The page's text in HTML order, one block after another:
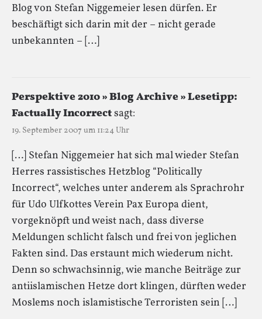
Blog von Stefan Niggemeier lesen dürfen. Er
beschäftigt sich darin mit der – nicht gerade
unbekannten – […]
Perspektive 2010 » Blog Archive » Lesetipp:
Factually Incorrectsagt:
19. September 2007 um 11:24 Uhr
[…] Stefan Niggemeier hat sich mal wieder Stefan
Herres rassistisches Hetzblog “Politically
Incorrect“, welches unter anderem als Sprachrohr
für Udo Ulfkottes Verein Pax Europa dient,
vorgeknöpft und weist nach, dass diverse
Meldungen schlicht falsch und frei von jeglichen
Fakten sind. Das erstaunt mich wiederum nicht.
Denn so schwachsinnig, wie manche Beiträge zur
antiislamischen Hetze dort klingen, dürften weder
Moslems noch islamistische Terroristen sein […]